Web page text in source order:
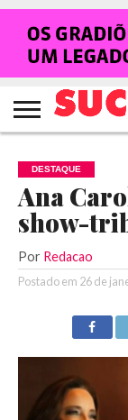
HOME
NOTÍCIAS
SHOWS
ENTREVISTAS
CLIQUES
RANKING
CROWLEY
TV
SUCESSO!
REVISTA
SUCESSO!
DESTAQUE
Ana
show-
Por Redacao
Postado em 26 de